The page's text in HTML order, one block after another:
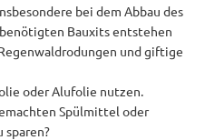
bei dem Abbau des
Bauxits entstehen
und giftige
oder Alufolie nutzen.
Spülmittel oder
sparen?